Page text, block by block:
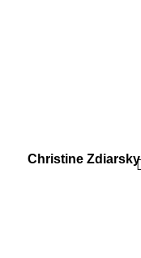
Christine Zdiarsky